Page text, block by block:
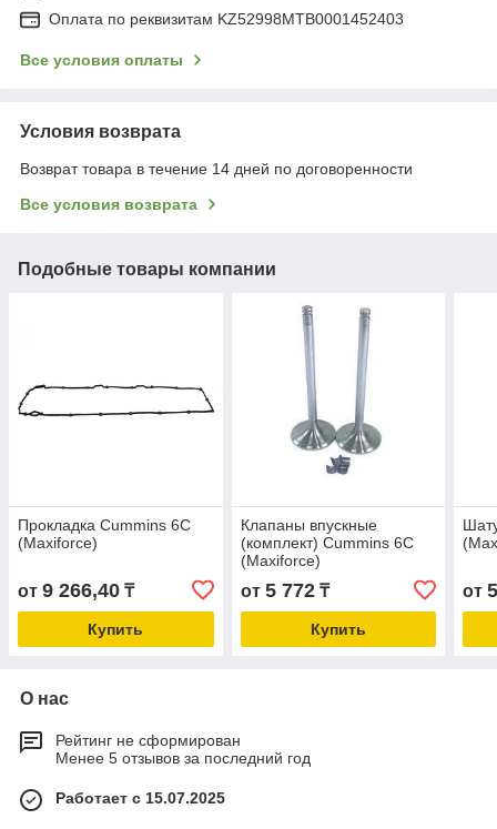
Оплата по реквизитам KZ52998MTB0001452403
Все условия оплаты
Условия возврата
Возврат товара в течение 14 дней по договоренности
Все условия возврата
Подобные товары компании
Прокладка Cummins 6C
(Maxiforce)
от 9 266,40 ₸
Купить
Клапаны впускные
(комплект) Cummins 6C
(Maxiforce)
от 5 772₸
Купить
от
О нас
Рейтинг не сформирован
Менее 5 отзывов за последний год
Работает с 15.07.2025